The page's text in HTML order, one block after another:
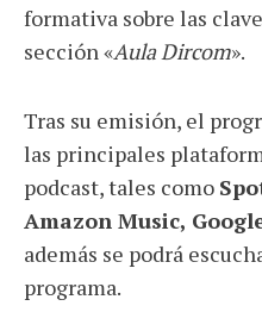
formativa sobre las
sección «Aula Dircom».
Tras su emisión, el
las principales
podcast, tales como
Amazon Music,
además se podrá
programa.